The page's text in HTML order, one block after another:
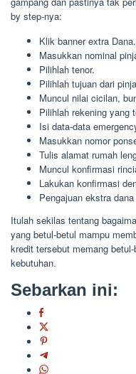
by step-nya:
Klik banner extra Dana.
Masukkan nominal
Pilihlah tenor.
Pilihlah tujuan dari
Muncul nilai cicilan,
Pilihlah rekening yang
Isi data-data
Masukkan nomor
Tulis alamat rumah
Muncul konfirmasi
Lakukan konfirmasi
Pengajuan ekstra
Itulah sekilas tentang
yang betul-betul mampu
kredit tersebut memang
kebutuhan.
Sebarkan ini: